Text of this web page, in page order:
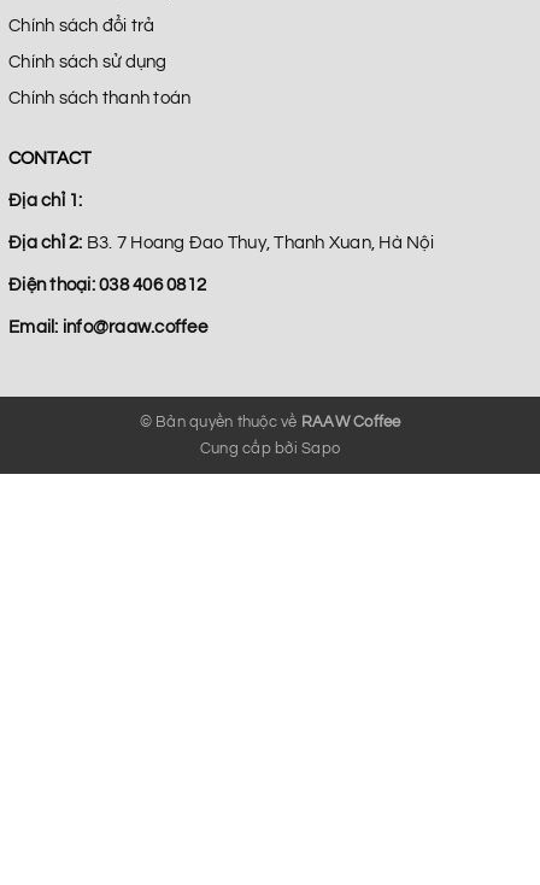
Chính sách đổi trả
Chính sách sử dụng
Chính sách thanh toán
CONTACT
Địa chỉ 1:
Địa chỉ 2: B3. 7 Hoang Đao Thuy, Thanh Xuan, Hà Nội
Điện thoại: 038 406 0812
Email: info@raaw.coffee
© Bản quyền thuộc về RAAW Coffee
Cung cấp bởiSapo